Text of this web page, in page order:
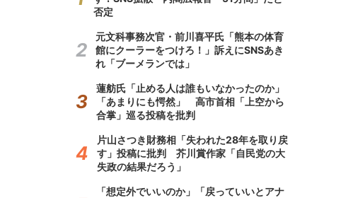
否定
元文科事務次官・前川喜平氏「熊本の体育
館にクーラーをつけろ！」訴えにSNSあき
れ「ブーメランでは」
蓮舫氏「止める人は誰もいなかったのか」
「あまりにも愕然」 高市首相「上空から
合掌」巡る投稿を批判
片山さつき財務相「失われた28年を取り戻
す」投稿に批判 芥川賞作家「自民党の大
失政の結果だろう」
「想定外でいいのか」「戻っていいとアナ